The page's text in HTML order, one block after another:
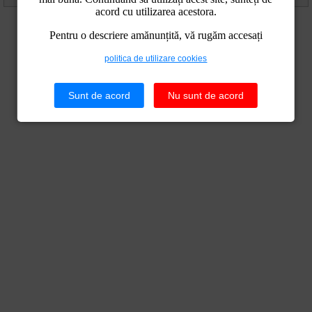
acord cu utilizarea acestora.
Pentru o descriere amănunțită, vă rugăm accesați
politica de utilizare cookies
Sunt de acord Nu sunt de acord